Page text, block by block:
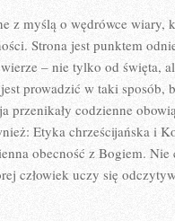
z myślą o wędrówce wiary,
Strona jest punktem
– nie tylko od święta,
prowadzić w taki sposób,
przenikały codzienne
Etyka chrześcijańska i
obecność z Bogiem.
człowiek uczy się